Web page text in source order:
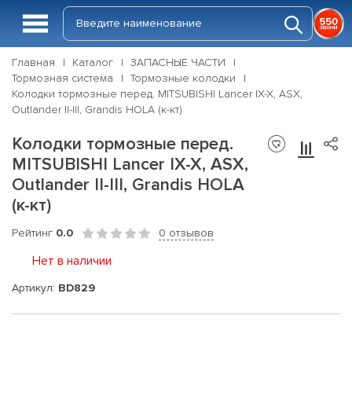
Главная Каталог
ЗАПАСНЫЕ ЧАСТИ
Тормозная система
Тормозные колодки
Колодки тормозные перед. MITSUBISHI Lancer IX-X, ASX,
Outlander II-III, Grandis HOLA (к-кт)
Колодки тормозные перед.
MITSUBISHI Lancer IX-X, ASX,
Outlander II-III, Grandis HOLA
(к-кт)
Рейтинг 0.0 0 отзывов
Нет в наличии
Артикул: BD829